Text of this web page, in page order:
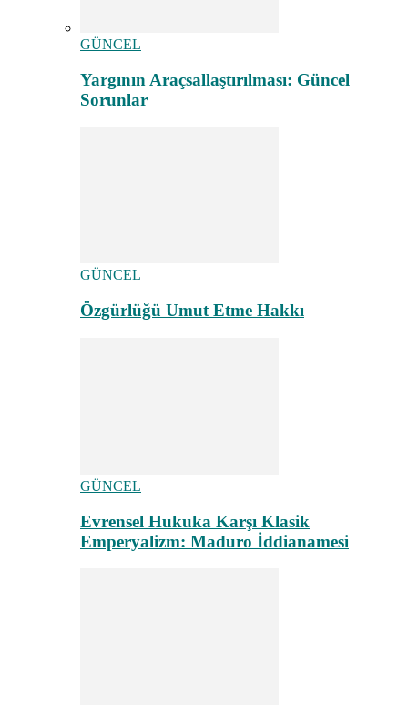
GÜNCEL
Yargının Araçsallaştırılması: Güncel
Sorunlar
GÜNCEL
Özgürlüğü Umut Etme Hakkı
GÜNCEL
Evrensel Hukuka Karşı Klasik
Emperyalizm: Maduro İddianamesi